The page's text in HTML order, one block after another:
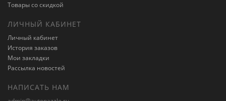
Товары со скидкой
ЛИЧНЫЙ КАБИНЕТ
Личный кабинет
История заказов
Мои закладки
Рассылка новостей
НАПИСАТЬ НАМ